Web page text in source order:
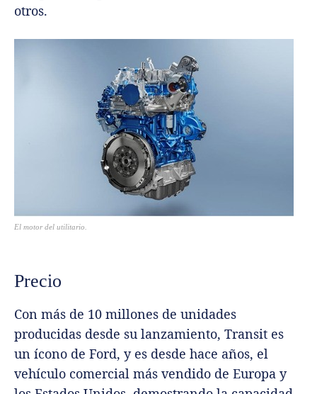
otros.
El motor del utilitario.
Precio
Con más de 10 millones de unidades
producidas desde su lanzamiento, Transit es
un ícono de Ford, y es desde hace años, el
vehículo comercial más vendido de Europa y